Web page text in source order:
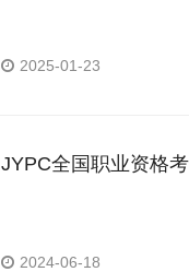
2025-01-23
JYPC全国职业资格
2024-06-18